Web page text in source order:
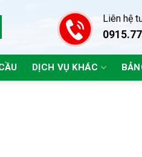
Liên hệ
DỊCH VỤ KHÁC